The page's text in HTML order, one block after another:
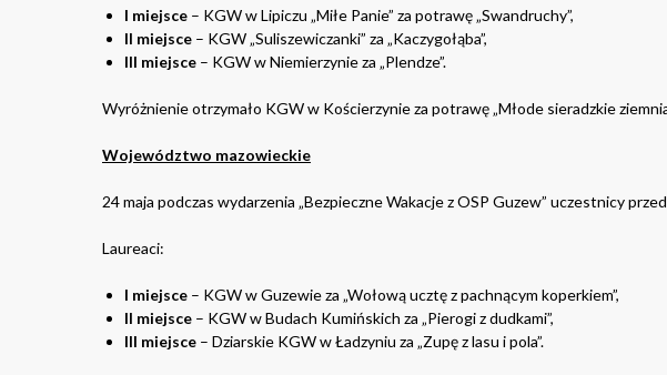
I miejsce – KGW w Lipiczu „Miłe Panie” za potrawę „Swandruchy”,
II miejsce – KGW „Suliszewiczanki” za „Kaczygołąba”,
III miejsce – KGW w Niemierzynie za „Plendze”.
Wyróżnienie otrzymało KGW w Kościerzynie za potrawę „Młode sieradzkie
Województwo mazowieckie
24 maja podczas wydarzenia „Bezpieczne Wakacje z OSP Guzew” uczestnicy
Laureaci:
I miejsce – KGW w Guzewie za „Wołową ucztę z pachnącym koperkiem”,
II miejsce – KGW w Budach Kumińskich za „Pierogi z dudkami”,
III miejsce – Dziarskie KGW w Ładzyniu za „Zupę z lasu i pola”.